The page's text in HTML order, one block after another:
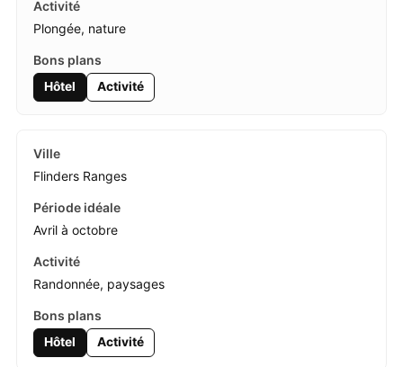
Plongée, nature
Hôtel Activité
Flinders Ranges
Avril à octobre
Randonnée, paysages
Hôtel Activité